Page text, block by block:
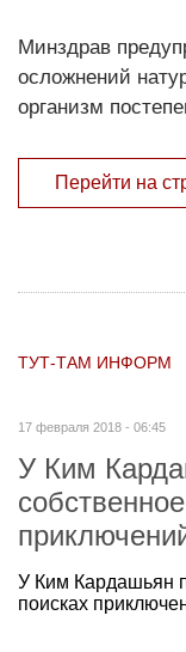
Минздрав
осложнений
организм
Перейти на
ТУТ-ТАМ ИНФОРМ
17 февраля 2018 - 06:45
У Ким
У Ким Кардашьян
поисках